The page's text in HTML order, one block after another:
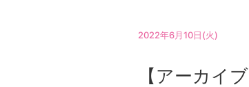
2022年6月10日(火)
【アーカイ